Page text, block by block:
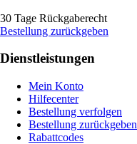
30 Tage Rückgaberecht
Bestellung zurückgeben
Dienstleistungen
Mein Konto
Hilfecenter
Bestellung verfolgen
Bestellung zurückgeben
Rabattcodes